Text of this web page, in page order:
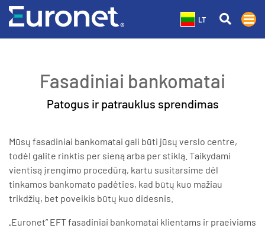
LT
Fasadiniai bankomatai
Patogus ir patrauklus sprendimas
Mūsų fasadiniai bankomatai gali būti jūsų verslo centre,
todėl galite rinktis per sieną arba per stiklą. Taikydami
vientisą įrengimo procedūrą, kartu susitarsime dėl
tinkamos bankomato padėties, kad būtų kuo mažiau
trikdžių, bet poveikis būtų kuo didesnis.
„Euronet” EFT fasadiniai bankomatai klientams ir praeiviams